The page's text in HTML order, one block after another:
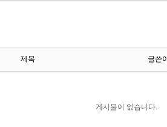
제목 글쓴이
게시물이 없습니다.